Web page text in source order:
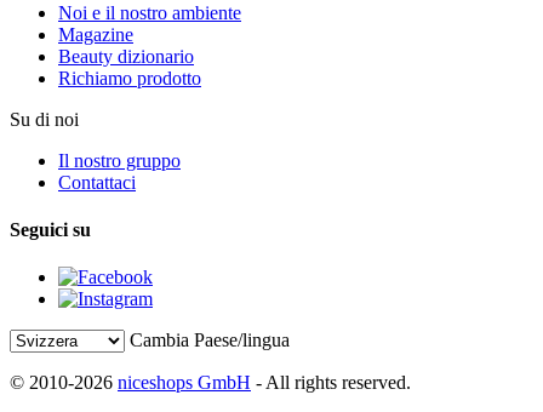
Noi e il nostro ambiente
Magazine
Beauty dizionario
Richiamo prodotto
Su di noi
Il nostro gruppo
Contattaci
Seguici su
Cambia Paese/lingua
© 2010-2026 niceshops GmbH - All rights reserved.